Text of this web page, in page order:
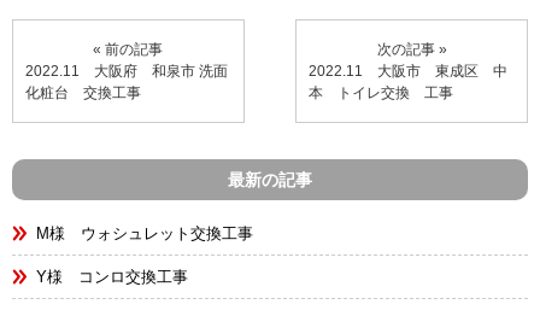
« 前の記事
2022.11 大阪府 和泉市 洗面
化粧台 交換工事
次の記事 »
2022.11 大阪市 東成区 中
本 トイレ交換 工事
最新の記事
M様 ウォシュレット交換工事
Y様 コンロ交換工事